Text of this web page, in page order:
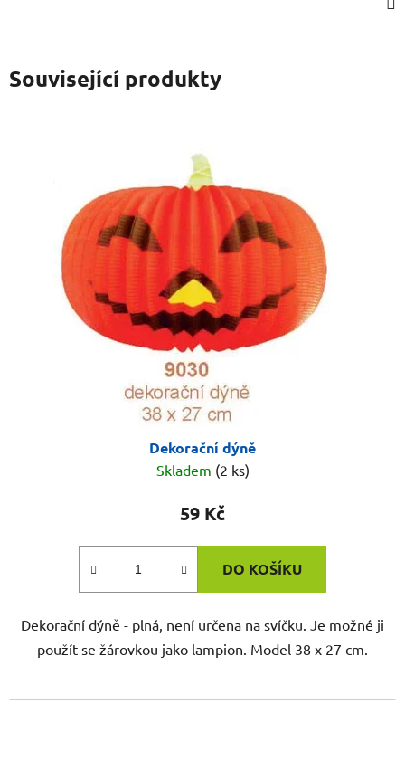
Související produkty
Dekorační dýně
Skladem (2 ks)
59 Kč
DO KOŠÍKU
Dekorační dýně - plná, není určena na svíčku. Je možné ji
použít se žárovkou jako lampion. Model 38 x 27 cm.